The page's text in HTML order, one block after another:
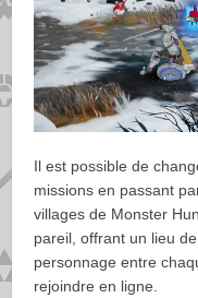
Il est possible de
missions en passant
villages de Monster
pareil, offrant un lieu
personnage entre
rejoindre en ligne.